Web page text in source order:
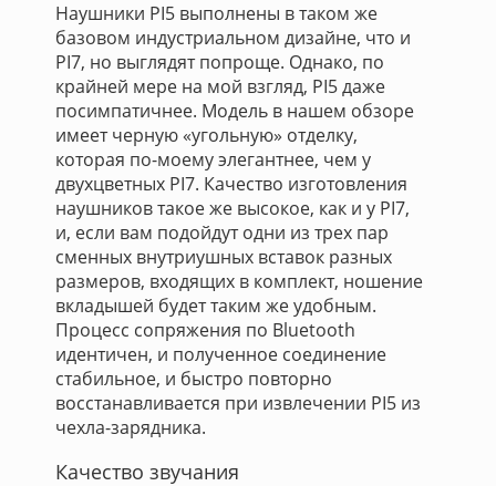
Наушники PI5 выполнены в таком же
базовом индустриальном дизайне, что и
PI7, но выглядят попроще. Однако, по
крайней мере на мой взгляд, PI5 даже
посимпатичнее. Модель в нашем обзоре
имеет черную «угольную» отделку,
которая по-моему элегантнее, чем у
двухцветных PI7. Качество изготовления
наушников такое же высокое, как и у PI7,
и, если вам подойдут одни из трех пар
сменных внутриушных вставок разных
размеров, входящих в комплект, ношение
вкладышей будет таким же удобным.
Процесс сопряжения по Bluetooth
идентичен, и полученное соединение
стабильное, и быстро повторно
восстанавливается при извлечении PI5 из
чехла-зарядника.
Качество звучания